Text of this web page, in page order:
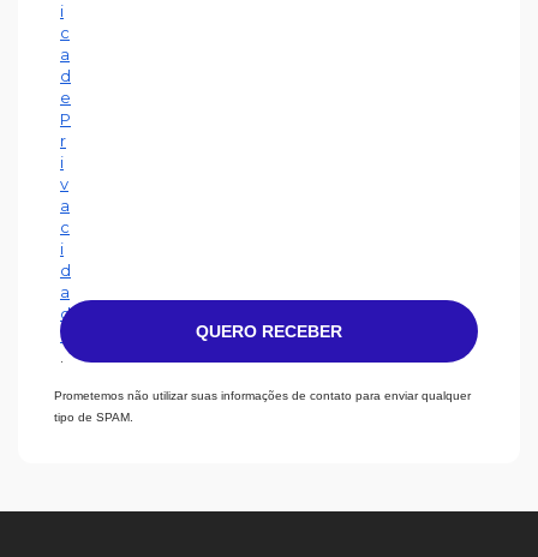
i
c
a
d
e
P
r
i
v
a
c
i
d
a
d
e
QUERO RECEBER
Prometemos não utilizar suas informações de contato para enviar qualquer
tipo de SPAM.